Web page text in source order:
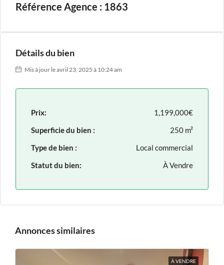
Référence Agence : 1863
Détails du bien
Mis à jour le avril 23, 2025 à 10:24 am
Prix:
1,199,000€
Superficie du bien :
250 m²
Type de bien :
Local commercial
Statut du bien:
À Vendre
Annonces similaires
À VENDRE